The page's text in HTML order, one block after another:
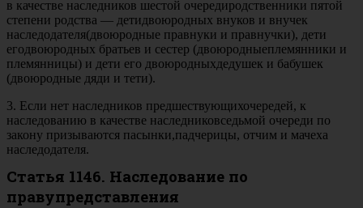
в качестве наследников шестой очередиродственники пятой
степени родства — детидвоюродных внуков и внучек
наследодателя(двоюродные правнуки и правнучки), дети
егодвоюродных братьев и сестер (двоюродныеплемянники и
племянницы) и дети его двоюродныхдедушек и бабушек
(двоюродные дяди и тети).
3. Если нет наследников предшествующихочередей, к
наследованию в качестве наследниковседьмой очереди по
закону призываются пасынки,падчерицы, отчим и мачеха
наследодателя.
Статья 1146. Наследование по
правупредставления